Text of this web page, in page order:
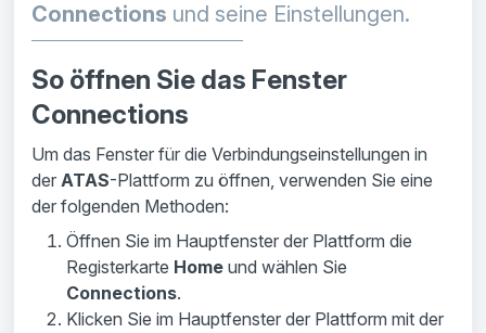
Connections und seine Einstellungen.
So öffnen Sie das Fenster
Connections
Um das Fenster für die Verbindungseinstellungen in
der ATAS-Plattform zu öffnen, verwenden Sie eine
der folgenden Methoden:
Öffnen Sie im Hauptfenster der Plattform die
Registerkarte Home und wählen Sie
Connections.
Klicken Sie im Hauptfenster der Plattform mit der